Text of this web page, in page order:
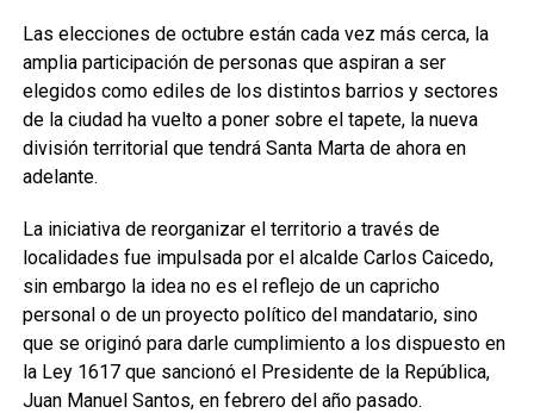
Las elecciones de octubre están cada vez más cerca, la
amplia participación de personas que aspiran a ser
elegidos como ediles de los distintos barrios y sectores
de la ciudad ha vuelto a poner sobre el tapete, la nueva
división territorial que tendrá Santa Marta de ahora en
adelante.
La iniciativa de reorganizar el territorio a través de
localidades fue impulsada por el alcalde Carlos Caicedo,
sin embargo la idea no es el reflejo de un capricho
personal o de un proyecto político del mandatario, sino
que se originó para darle cumplimiento a los dispuesto en
la Ley 1617 que sancionó el Presidente de la República,
Juan Manuel Santos, en febrero del año pasado.